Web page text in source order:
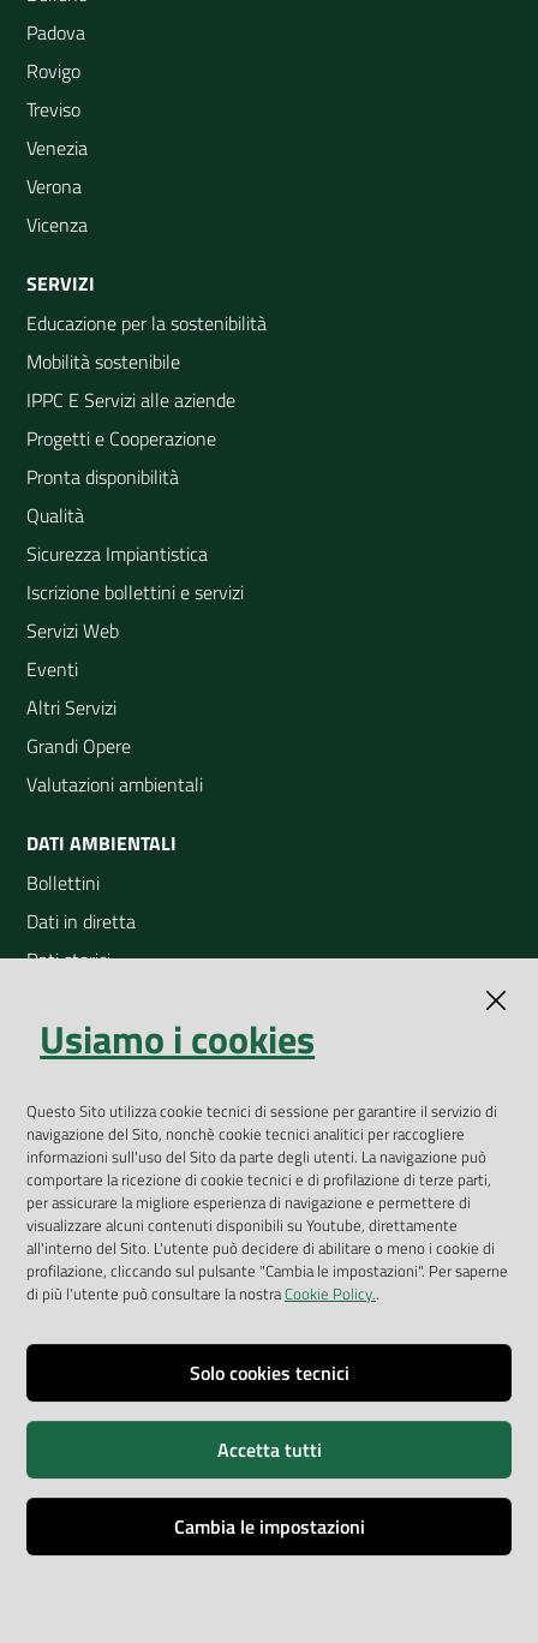
Padova
Rovigo
Treviso
Venezia
Verona
Vicenza
SERVIZI
Educazione per la sostenibilità
Mobilità sostenibile
IPPC E Servizi alle aziende
Progetti e Cooperazione
Pronta disponibilità
Qualità
Sicurezza Impiantistica
Iscrizione bollettini e servizi
Servizi Web
Eventi
Altri Servizi
Grandi Opere
Valutazioni ambientali
DATI AMBIENTALI
Bollettini
Dati in diretta
Dati storici
Open Data
App Arpav
Rapporti regionali annuali
Le Infografiche
Dispenser dati
Vai alla pagina
Privacy
Accessibilità
Credits
Usiamo i cookies
Questo Sito utilizza cookie tecnici di sessione per garantire il servizio di
navigazione del Sito, nonchè cookie tecnici analitici per raccogliere
informazioni sull'uso del Sito da parte degli utenti. La navigazione può
comportare la ricezione di cookie tecnici e di profilazione di terze parti,
per assicurare la migliore esperienza di navigazione e permettere di
visualizzare alcuni contenuti disponibili su Youtube, direttamente
all'interno del Sito. L'utente può decidere di abilitare o meno i cookie di
profilazione, cliccando sul pulsante "Cambia le impostazioni". Per saperne
di più l'utente può consultare la nostraCookie Policy..
Solo cookies tecnici
Accetta tutti
Cambia le impostazioni